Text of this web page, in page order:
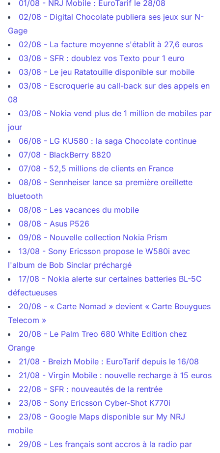
01/08 - NRJ Mobile : EuroTarif le 28/08
02/08 - Digital Chocolate publiera ses jeux sur N-
Gage
02/08 - La facture moyenne s'établit à 27,6 euros
03/08 - SFR : doublez vos Texto pour 1 euro
03/08 - Le jeu Ratatouille disponible sur mobile
03/08 - Escroquerie au call-back sur des appels en
08
03/08 - Nokia vend plus de 1 million de mobiles par
jour
06/08 - LG KU580 : la saga Chocolate continue
07/08 - BlackBerry 8820
07/08 - 52,5 millions de clients en France
08/08 - Sennheiser lance sa première oreillette
bluetooth
08/08 - Les vacances du mobile
08/08 - Asus P526
09/08 - Nouvelle collection Nokia Prism
13/08 - Sony Ericsson propose le W580i avec
l'album de Bob Sinclar préchargé
17/08 - Nokia alerte sur certaines batteries BL-5C
défectueuses
20/08 - « Carte Nomad » devient « Carte Bouygues
Telecom »
20/08 - Le Palm Treo 680 White Edition chez
Orange
21/08 - Breizh Mobile : EuroTarif depuis le 16/08
21/08 - Virgin Mobile : nouvelle recharge à 15 euros
22/08 - SFR : nouveautés de la rentrée
23/08 - Sony Ericsson Cyber-Shot K770i
23/08 - Google Maps disponible sur My NRJ
mobile
29/08 - Les français sont accros à la radio par